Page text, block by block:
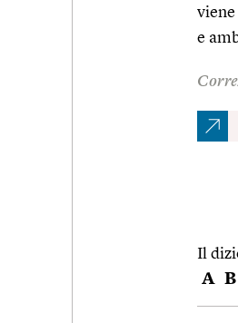
e
Il
A B